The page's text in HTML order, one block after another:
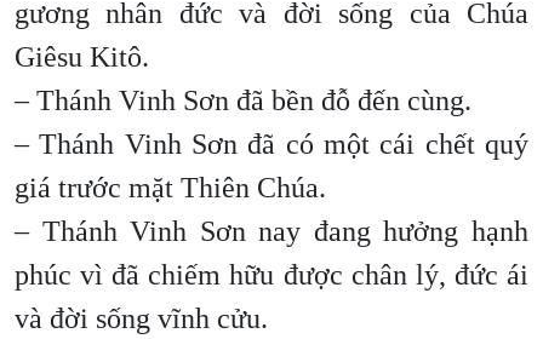
gương nhân đức và đời sống của Chúa
Giêsu Kitô.
– Thánh Vinh Sơn đã bền đỗ đến cùng.
– Thánh Vinh Sơn đã có một cái chết quý
giá trước mặt Thiên Chúa.
– Thánh Vinh Sơn nay đang hưởng hạnh
phúc vì đã chiếm hữu được chân lý, đức ái
và đời sống vĩnh cửu.